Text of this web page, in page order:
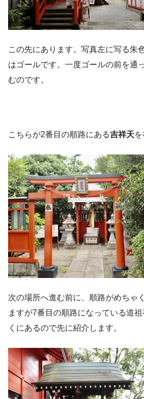
この先にあります。写真左に写る朱
はゴールです。一度ゴールの前を通
むのです。
こちらが2番目の順路にある吉祥天
次の場所へ進む前に、順路がめちゃ
ますが7番目の順路になっている道
くにあるので先に紹介します。